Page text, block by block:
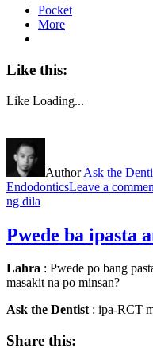
Pocket
More
Like this:
Like Loading...
AuthorAsk the
EndodonticsLeave a
ng dila
Pwede ba ipasta
Lahra : Pwede po bang
masakit na po minsan?
Ask the Dentist: ipa-RCT
Share this: